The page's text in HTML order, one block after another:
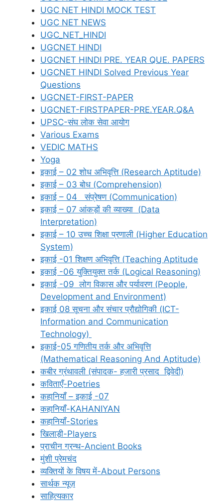
UGC NET HINDI MOCK TEST
UGC NET NEWS
UGC_NET_HINDI
UGCNET HINDI
UGCNET HINDI PRE. YEAR QUE. PAPERS
UGCNET HINDI Solved Previous Year
Questions
UGCNET-FIRST-PAPER
UGCNET-FIRSTPAPER-PRE.YEAR.Q&A
UPSC-संघ लोक सेवा आयोग
Various Exams
VEDIC MATHS
Yoga
इकाई – 02 शोध अभिवृत्ति (Research Aptitude)
इकाई – 03 बोध (Comprehension)
इकाई – 04 संप्रेषण (Communication)
इकाई – 07 आंकड़ों की व्याख्या (Data
Interpretation)
इकाई – 10 उच्च शिक्षा प्रणाली (Higher Education
System)
इकाई -01 शिक्षण अभिवृत्ति (Teaching Aptitude
इकाई -06 युक्तियुक्त तर्क (Logical Reasoning)
इकाई -09 लोग विकास और पर्यावरण (People,
Development and Environment)
इकाई 08 सूचना और संचार प्रौद्योगिकी (ICT-
Information and Communication
Technology)
इकाई-05 गणितीय तर्क और अभिवृत्ति
(Mathematical Reasoning And Aptitude)
कबीर ग्रंथावली (संपादक- हजारी प्रसाद द्विवेदी)
कविताएँ-Poetries
कहानियाँ – इकाई -07
कहानियाँ-KAHANIYAN
कहानियाँ-Stories
खिलाड़ी-Players
प्राचीन ग्रन्थ-Ancient Books
मुंशी प्रेमचंद
व्यक्तियों के विषय में-About Persons
सार्थक न्यूज़
साहित्यकार